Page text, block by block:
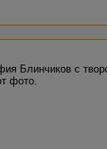
Блинчиков с
фото.